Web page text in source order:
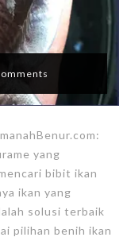
yang
bibit ikan
ikan yang
solusi terbaik
pilihan benih ikan